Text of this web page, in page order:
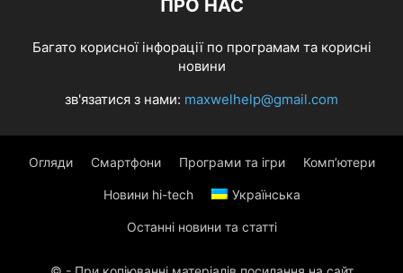
ПРО НАС
Багато корисної інфорації по програмам та корисні
новини
зв'язатися з нами: maxwelhelp@gmail.com
Огляди Смартфони Програми та ігри Комп’ютери
Новини hi-tech Українська
Останні новини та статті